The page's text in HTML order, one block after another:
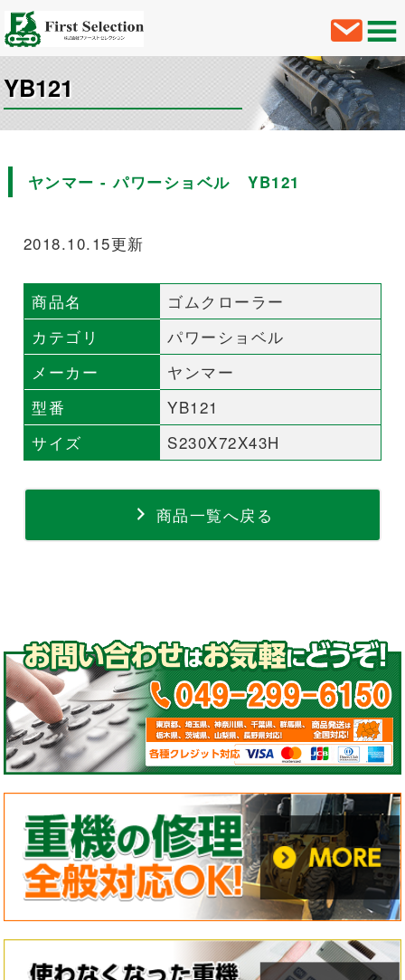
YB121
ヤンマー - パワーショベル YB121
2018.10.15更新
商品名
ゴムクローラー
カテゴリ
パワーショベル
メーカー
ヤンマー
型番
YB121
サイズ
S230X72X43H
商品一覧へ戻る